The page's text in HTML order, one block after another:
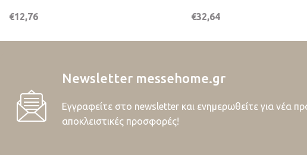
€12,76 €32,64
Newsletter messehome.gr
Εγγραφείτε στο newsletter και ενημερωθείτε για νέα
αποκλειστικές προσφορές!